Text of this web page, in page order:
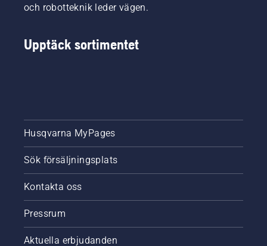
och robotteknik leder vägen.
Upptäck sortimentet
Husqvarna MyPages
Sök försäljningsplats
Kontakta oss
Pressrum
Aktuella erbjudanden